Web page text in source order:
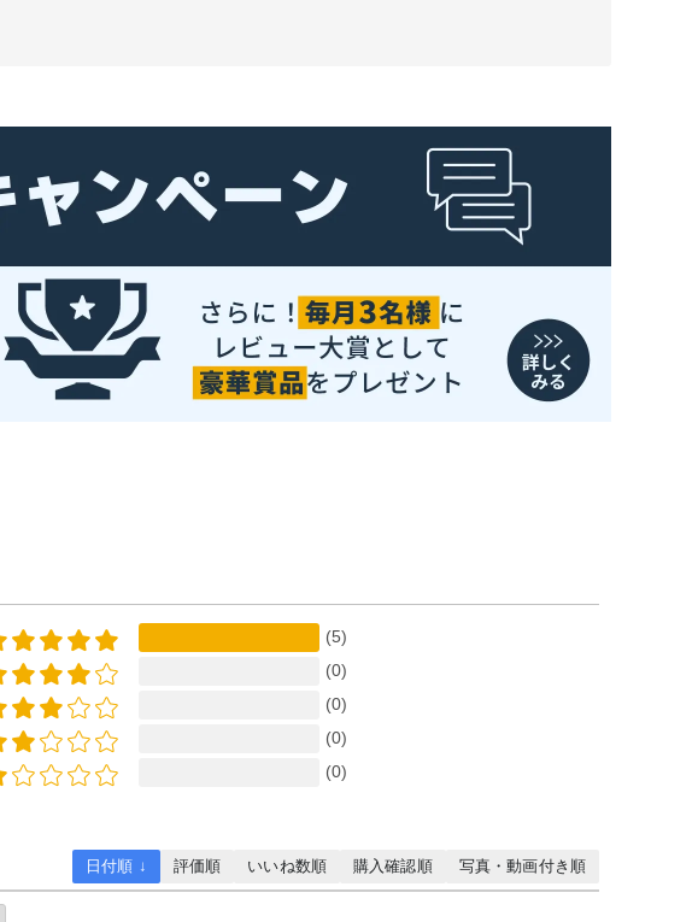
(5)
(0)
(0)
(0)
(0)
日付順 ↓ 評価順 いいね数順 購入確認順 写真・動画付き順